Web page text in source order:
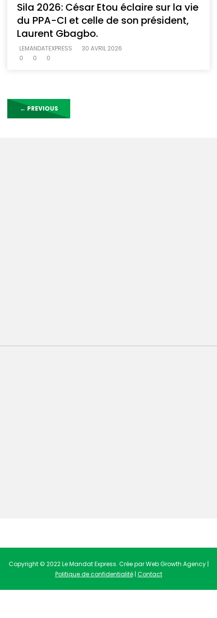
Sila 2026: César Etou éclaire sur la vie
du PPA-CI et celle de son président,
Laurent Gbagbo.
LEMANDATEXPRESS
30 AVRIL 2026
0
0 0
← PREVIOUS
Copyright © 2022 Le Mandat Express. Crée par Web Growth Agency |
Politique de confidentialité| Contact